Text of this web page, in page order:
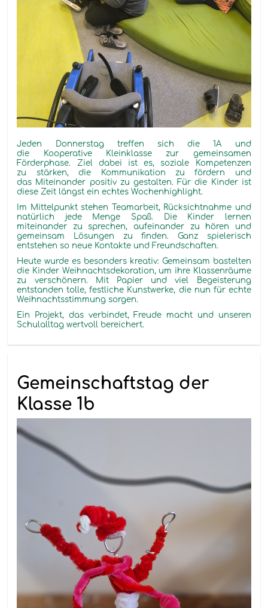
Jeden Donnerstag treffen sich die 1A und
die Kooperative Kleinklasse zur gemeinsamen
Förderphase. Ziel dabei ist es, soziale Kompetenzen
zu stärken, die Kommunikation zu fördern und
das Miteinander positiv zu gestalten. Für die Kinder ist
diese Zeit längst ein echtes Wochenhighlight.
Im Mittelpunkt stehen Teamarbeit, Rücksichtnahme und
natürlich jede Menge Spaß. Die Kinder lernen
miteinander zu sprechen, aufeinander zu hören und
gemeinsam Lösungen zu finden. Ganz spielerisch
entstehen so neue Kontakte und Freundschaften.
Heute wurde es besonders kreativ: Gemeinsam bastelten
die Kinder Weihnachtsdekoration, um ihre Klassenräume
zu verschönern. Mit Papier und viel Begeisterung
entstandentolle, festliche Kunstwerke, die nun für echte
Weihnachtsstimmung sorgen.
Ein Projekt, das verbindet, Freude macht und unseren
Schulalltag wertvoll bereichert.
Gemeinschaftstag der
Klasse 1b